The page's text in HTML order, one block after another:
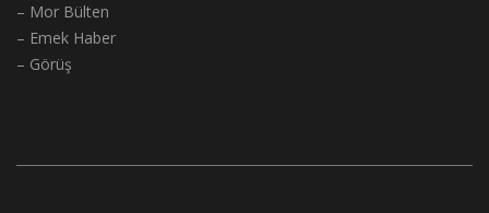
– Mor Bülten
– Emek Haber
– Görüş